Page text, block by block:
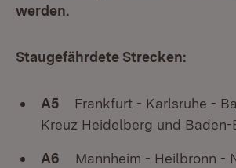
werden.
Staugefährdete Strecken:
A5 Frankfurt - Karlsruhe -
Kreuz Heidelberg und Baden-
A6 Mannheim - Heilbronn -